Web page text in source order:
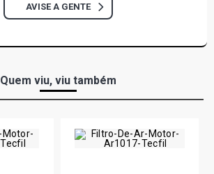
AVISE A GENTE
Quem viu, viu também